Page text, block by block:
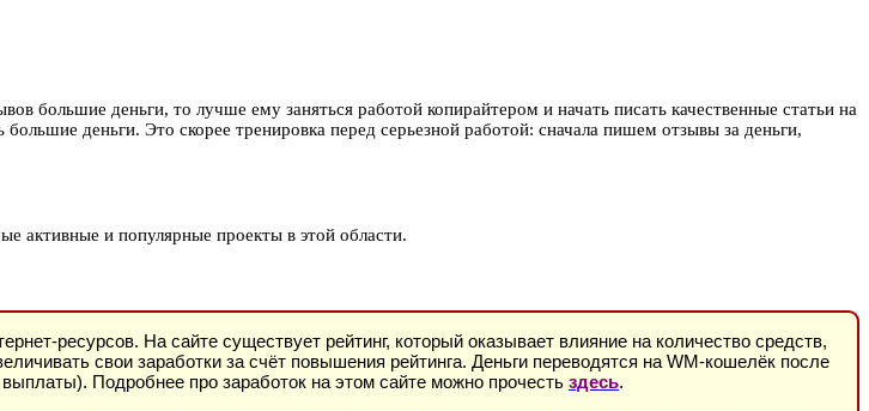
большие деньги, то лучше ему заняться работой копирайтером и начать писать качественные статьи на
деньги. Это скорее тренировка перед серьезной работой: сначала пишем отзывы за деньги,
активные и популярные проекты в этой области.
ресурсов. На сайте существует рейтинг, который оказывает влияние на количество средств,
свои заработки за счёт повышения рейтинга. Деньги переводятся на WM-кошелёк после
Подробнее про заработок на этом сайте можно прочесть здесь.